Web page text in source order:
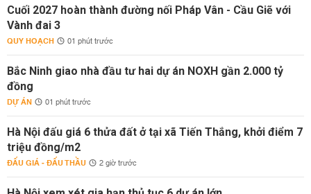
Cuối 2027 hoàn thành đường nối Pháp Vân - Cầu Giẽ với
Vành đai 3
QUY HOẠCH 01 phút trước
Bắc Ninh giao nhà đầu tư hai dự án NOXH gần 2.000 tỷ
đồng
DỰ ÁN 01 phút trước
Hà Nội đấu giá 6 thửa đất ở tại xã Tiến Thắng, khởi điểm 7
triệu đồng/m2
ĐẤU GIÁ - ĐẤU THẦU 2 giờ trước